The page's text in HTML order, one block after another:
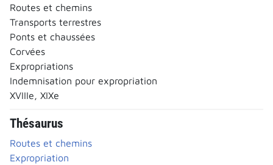
Routes et chemins
Transports terrestres
Ponts et chaussées
Corvées
Expropriations
Indemnisation pour expropriation
XVIIIe, XIXe
Thésaurus
Routes et chemins
Expropriation